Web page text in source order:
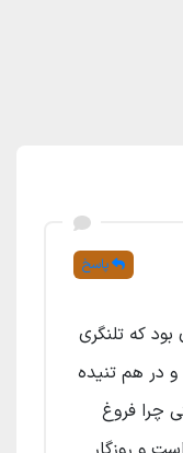
پاسخ
که تلنگری
در هم تنیده
چرا فروغ